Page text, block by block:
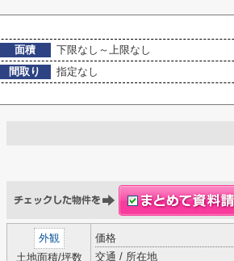
面積
下限なし～上限なし
間取り
指定なし
外観
土地面積/坪数
価格
交通 / 所在地